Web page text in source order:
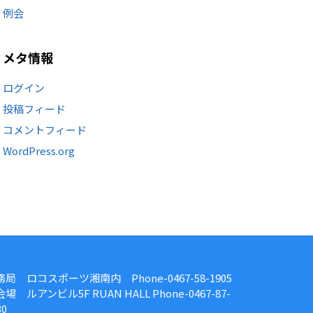
例会
メタ情報
ログイン
投稿フィード
コメントフィード
WordPress.org
局 ロコスポーツ湘南内 Phone-0467-58-1905
場 ルアンビル5F RUAN HALL Phone-0467-87-